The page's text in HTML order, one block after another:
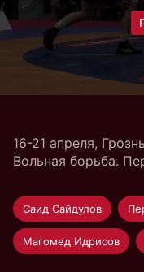
16-21 апреля,
Вольная борьба.
Саид Сайдулов
Магомед Идрисов